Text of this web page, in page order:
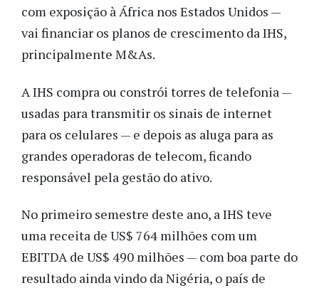
com exposição à África nos Estados Unidos —
vai financiar os planos de crescimento da IHS,
principalmente M&As.
A IHS compra ou constrói torres de telefonia —
usadas para transmitir os sinais de internet
para os celulares — e depois as aluga para as
grandes operadoras de telecom, ficando
responsável pela gestão do ativo.
No primeiro semestre deste ano, a IHS teve
uma receita de US$ 764 milhões com um
EBITDA de US$ 490 milhões — com boa parte do
resultado ainda vindo da Nigéria, o país de